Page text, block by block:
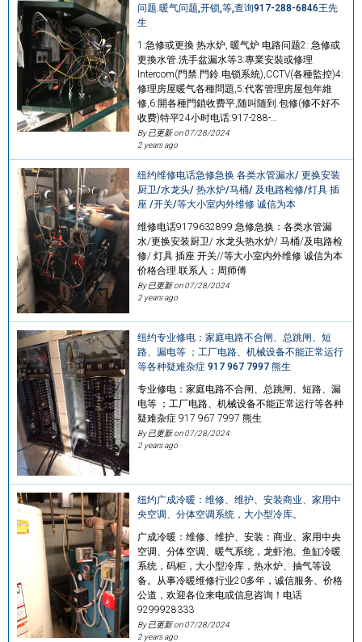
问题.暖气问题,开锁,等,查询917-288-6846王先
生
1:急修或更換 热水炉, 暖气炉 电路问题2: 急修或
更換水管.洗手盆漏水等3:專業安裝或修理
Intercom(門禁.門鈴.电锁系統),CCTV(各種監控)4:
修理房屋暖气各種問題,5:代客管理房屋包年維
修,6:開各種門鎖收费平,随叫随到.包修(修不好不
收费)特平24小时电话:917-288-…
By 已更新 on07/28/2024
2 years ago
纽约维修电话急修急换 各类水管漏水/ 更换安装
厨卫/水龙头/ 热水炉/马桶/ 及电路检修/灯具 插
座 /开关/等大小室内外维修 诚信为本
维修电话9179632899 急修急换：各类水管漏
水/更换安装厨卫/ 水龙头热水炉/ 马桶/及电路检
修/ 灯具 插座 开关//等大小室内外维修 诚信为本
价格合理.联系人：周师傅
By 已更新 on07/28/2024
2 years ago
纽约专业修电：家庭电路不合闸、总跳闸、短
路、漏电等 ；工厂电路、机械设备不能正常运行
等各种疑难杂症 917 967 7997 熊生
专业修电：家庭电路不合闸、总跳闸、短路、漏
电等 ；工厂电路、机械设备不能正常运行等各种
疑难杂症 917 967 7997 熊生
By 已更新 on07/28/2024
2 years ago
纽约广成冷暖：维修、维护、安装商业、家用中
央空调、分体空调系统，大小型冷库。
广成冷暖：维修、维护、安装：商业、家用中央
空调、分体空调、暖气系统，龙虾池、鱼缸冷暖
系统，码柜，大小型冷库，热水炉、抽气等设
备。从事冷暖维修行业20多年，诚信服务、价格
公道，欢迎各位来电或信息咨询！电话
9299928333
By 已更新 on07/28/2024
2 years ago